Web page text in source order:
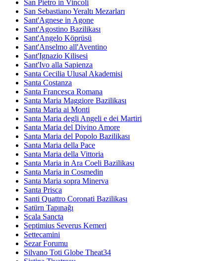
San Pietro in Vincoli
San Sebastiano Yeraltı Mezarları
Sant'Agnese in Agone
Sant'Agostino Bazilikası
Sant'Angelo Köprüsü
Sant'Anselmo all'Aventino
Sant'Ignazio Kilisesi
Sant'Ivo alla Sapienza
Santa Cecilia Ulusal Akademisi
Santa Costanza
Santa Francesca Romana
Santa Maria Maggiore Bazilikası
Santa Maria ai Monti
Santa Maria degli Angeli e dei Martiri
Santa Maria del Divino Amore
Santa Maria del Popolo Bazilikası
Santa Maria della Pace
Santa Maria della Vittoria
Santa Maria in Ara Coeli Bazilikası
Santa Maria in Cosmedin
Santa Maria sopra Minerva
Santa Prisca
Santi Quattro Coronati Bazilikası
Satürn Tapınağı
Scala Sancta
Septimius Severus Kemeri
Settecamini
Sezar Forumu
Silvano Toti Globe Theat34